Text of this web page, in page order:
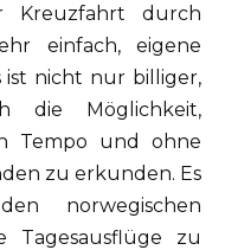
Kreuzfahrt durch
einfach, eigene
ist nicht nur billiger,
die Möglichkeit,
Tempo und ohne
zu erkunden. Es
norwegischen
Tagesausflüge zu